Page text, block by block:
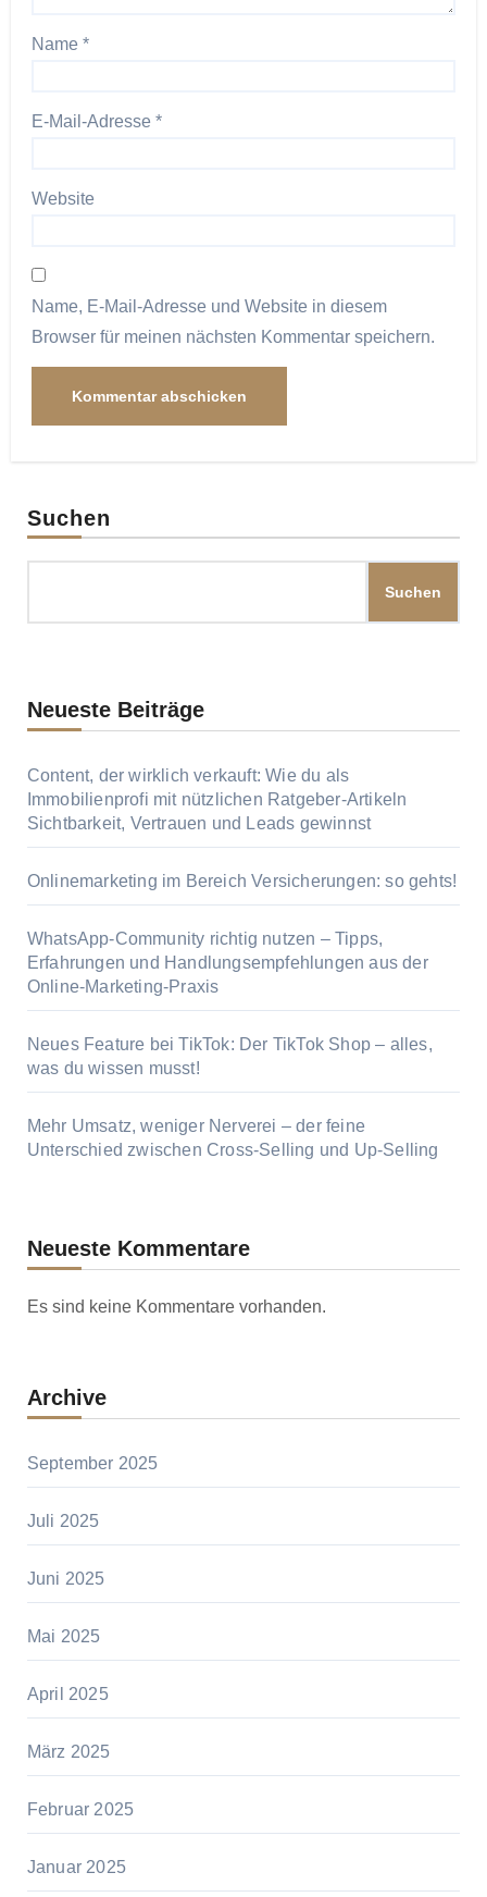
Name*
E-Mail-Adresse*
Website
Name, E-Mail-Adresse und Website in diesem
Browser für meinen nächsten Kommentar speichern.
Suchen
Suchen
Neueste Beiträge
Content, der wirklich verkauft: Wie du als
Immobilienprofi mit nützlichen Ratgeber-Artikeln
Sichtbarkeit, Vertrauen und Leads gewinnst
Onlinemarketing im Bereich Versicherungen: so gehts!
WhatsApp-Community richtig nutzen – Tipps,
Erfahrungen und Handlungsempfehlungen aus der
Online-Marketing-Praxis
Neues Feature bei TikTok: Der TikTok Shop – alles,
was du wissen musst!
Mehr Umsatz, weniger Nerverei – der feine
Unterschied zwischen Cross-Selling und Up-Selling
Neueste Kommentare
Es sind keine Kommentare vorhanden.
Archive
September 2025
Juli 2025
Juni 2025
Mai 2025
April 2025
März 2025
Februar 2025
Januar 2025